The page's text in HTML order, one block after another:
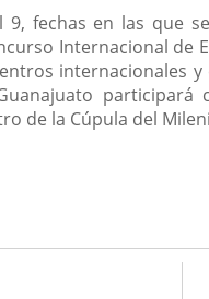
fechas en las que
Internacional de
internacionales
participará
de la Cúpula del